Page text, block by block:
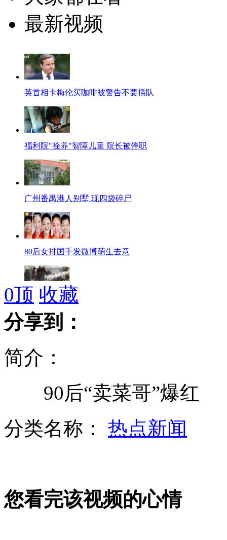
最新视频
英首相卡梅伦买咖啡被警告不要插队
福利院"拴养"智障儿童 院长被停职
广州番禺港人别墅 现四袋碎尸
80后女排国手发微博萌生去意
西班牙罢工矿工自制火箭弹攻击警方
印尼商家开发烟斗供3岁儿童吸食
0顶 收藏
分享到：
简介：
90后“卖菜哥”爆红
分类名称： 热点新闻
您看完该视频的心情